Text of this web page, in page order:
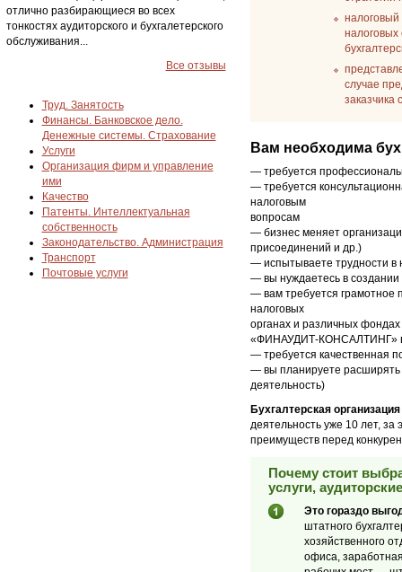
отлично разбирающиеся во всех
тонкостях аудиторского и бухгалетерского
обслуживания...
Все отзывы
Труд. Занятость
Финансы. Банковское дело.
Денежные системы. Страхование
Услуги
Организация фирм и управление
ими
Качество
Патенты. Интеллектуальная
собственность
Законодательство. Администрация
Транспорт
Почтовые услуги
налоговый
случае
заказчика
Вам необходима
— требуется
— требуется
налоговым
вопросам
— бизнес меняет
присоединений и др.)
— испытываете трудности в
— вы нуждаетесь в создании
— вам требуется грамотное
налоговых
органах и различных фондах
«ФИНАУДИТ-КОНСАЛТИНГ»
— требуется качественная
— вы планируете расширять
деятельность)
Бухгалтерская организация
деятельность уже 10 лет,
преимуществ перед
Почему стоит
услуги,
Это гораздо
штатного
хозяйственного
офиса,